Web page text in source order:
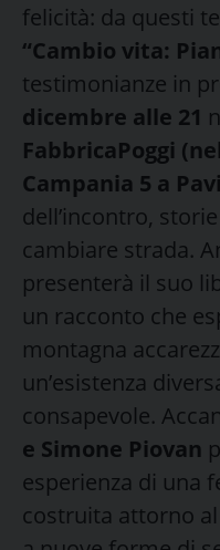
felicità: da questi
“Cambio vita:
testimonianze in
dicembre alle 21
FabbricaPoggi
Campania 5 a
dell’incontro,
cambiare strada.
presenterà il suo
un racconto che
montagna
un’esistenza
consapevole.
e Simone Piovan
esperienza di una
costruita attorno